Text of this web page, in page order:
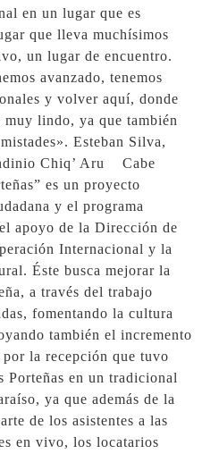
en un lugar que es
que lleva muchísimos
un lugar de encuentro.
avanzado, tenemos
y volver aquí, donde
muy lindo, ya que también
Esteban Silva,
Chiq’ Aru Cabe
es un proyecto
y el programa
apoyo de la Dirección de
Internacional y la
Éste busca mejorar la
a través del trabajo
fomentando la cultura
también el incremento
la recepción que tuvo
Porteñas en un tradicional
ya que además de la
de los asistentes a las
en vivo, los locatarios